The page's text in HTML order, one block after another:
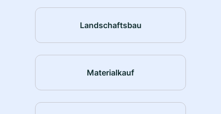
Landschaftsbau
Materialkauf